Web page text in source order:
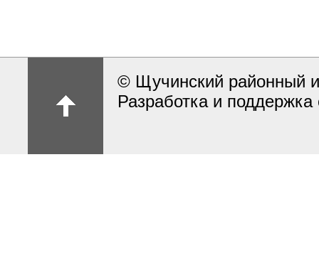
© Щучинский районный
Разработка и поддержка